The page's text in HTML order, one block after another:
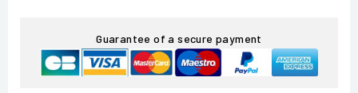
Guarantee of a secure payment